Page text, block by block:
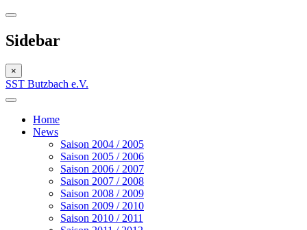
Sidebar
×
SST Butzbach e.V.
Home
News
Saison 2004 / 2005
Saison 2005 / 2006
Saison 2006 / 2007
Saison 2007 / 2008
Saison 2008 / 2009
Saison 2009 / 2010
Saison 2010 / 2011